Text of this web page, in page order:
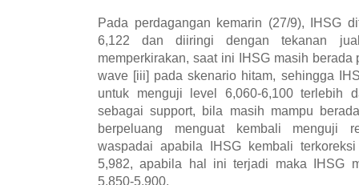
Pada perdagangan kemarin (27/9), IHSG
6,122 dan diiringi dengan tekanan
memperkirakan, saat ini IHSG masih
wave [iii] pada skenario hitam, sehingga
untuk menguji level 6,060-6,100 terlebih
sebagai support, bila masih mampu
berpeluang menguat kembali menguji
waspadai apabila IHSG kembali
5,982, apabila hal ini terjadi maka IHSG
5,850-5,900.